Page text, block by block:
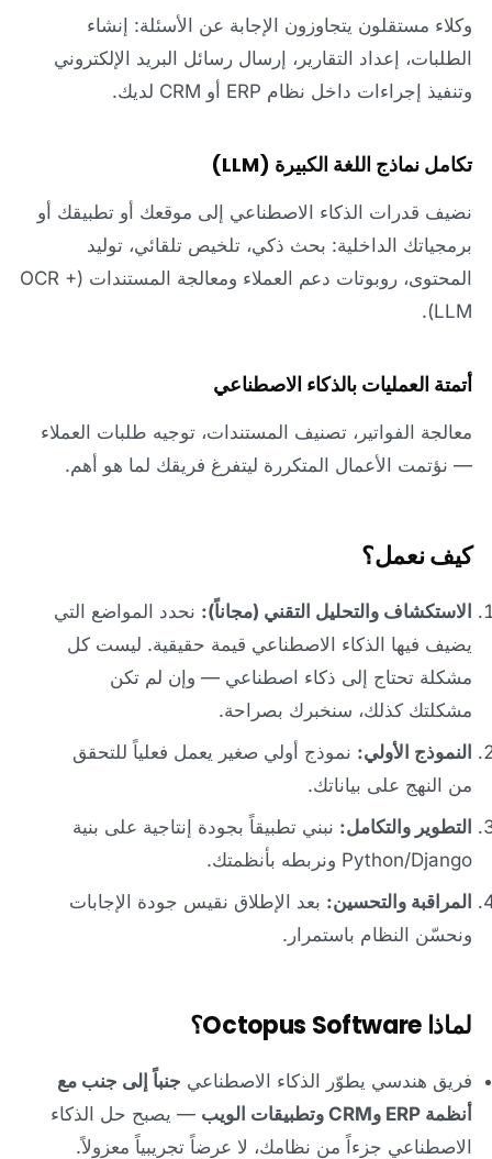
وكلاء مستقلون يتجاوزون الإجابة عن الأسئلة: إنشاء
الطلبات، إعداد التقارير، إرسال رسائل البريد الإلكتروني
وتنفيذ إجراءات داخل نظام ERP أو CRM لديك.
تكامل نماذج اللغة الكبيرة (LLM)
نضيف قدرات الذكاء الاصطناعي إلى موقعك أو تطبيقك أو
برمجياتك الداخلية: بحث ذكي، تلخيص تلقائي، توليد
المحتوى، روبوتات دعم العملاء ومعالجة المستندات (OCR +
LLM).
أتمتة العمليات بالذكاء الاصطناعي
معالجة الفواتير، تصنيف المستندات، توجيه طلبات العملاء
— نؤتمت الأعمال المتكررة ليتفرغ فريقك لما هو أهم.
كيف نعمل؟
الاستكشاف والتحليل التقني (مجاناً): نحدد المواضع التي
يضيف فيها الذكاء الاصطناعي قيمة حقيقية. ليست كل
مشكلة تحتاج إلى ذكاء اصطناعي — وإن لم تكن
مشكلتك كذلك، سنخبرك بصراحة.
النموذج الأولي: نموذج أولي صغير يعمل فعلياً للتحقق
من النهج على بياناتك.
التطوير والتكامل: نبني تطبيقاً بجودة إنتاجية على بنية
Python/Django ونربطه بأنظمتك.
المراقبة والتحسين: بعد الإطلاق نقيس جودة الإجابات
ونحسّن النظام باستمرار.
لماذا Octopus Software؟
فريق هندسي يطوّر الذكاء الاصطناعي جنباً إلى جنب مع
أنظمة ERP وCRM وتطبيقات الويب
— يصبح حل الذكاء
الاصطناعي جزءاً من نظامك، لا عرضاً تجريبياً معزولاً.